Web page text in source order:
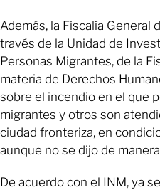
Además, la Fiscalía General
través de la Unidad de
Personas Migrantes, de la
materia de Derechos
sobre el incendio en el que
migrantes y otros son
ciudad fronteriza, en
aunque no se dijo de
De acuerdo con el INM, ya